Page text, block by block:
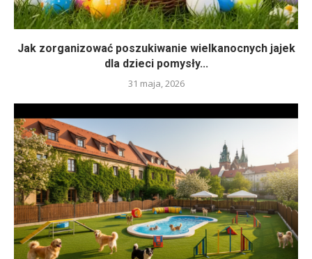
Jak zorganizować poszukiwanie wielkanocnych jajek
dla dzieci pomysły...
31 maja, 2026